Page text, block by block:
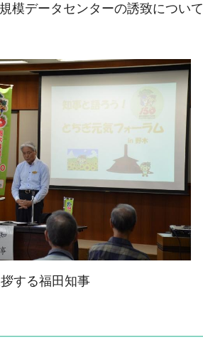
模データセンターの誘致について
する福田知事